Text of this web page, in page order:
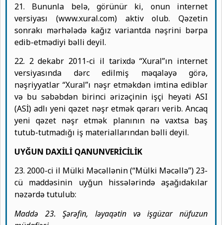
21. Bununla belə, görünür ki, onun internet
versiyası (www.xural.com) aktiv olub. Qəzetin
sonrakı mərhələdə kağız variantda nəşrini bərpa
edib-etmədiyi bəlli deyil.
22. 2 dekabr 2011-ci il tarixdə “Xural”ın internet
versiyasında dərc edilmiş məqaləyə görə,
nəşriyyatlar “Xural”ı nəşr etməkdən imtina ediblər
və bu səbəbdən birinci ərizəçinin işçi heyəti ASI
(ASİ) adlı yeni qəzet nəşr etmək qərarı verib. Ancaq
yeni qəzet nəşr etmək planının nə vaxtsa baş
tutub-tutmadığı iş materiallarından bəlli deyil.
UYĞUN DAXİLİ QANUNVERİCİLİK
23. 2000-ci il Mülki Məcəllənin (“Mülki Məcəllə”) 23-
cü maddəsinin uyğun hissələrində aşağıdakılar
nəzərdə tutulub:
Maddə 23. Şərəfin, ləyaqətin və işgüzar nüfuzun